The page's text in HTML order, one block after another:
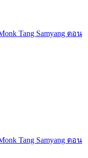
Tang Samyang ตอน
Tang Samyang ตอน